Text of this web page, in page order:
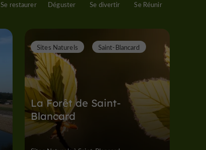
Se restaurer Déguster Se divertir Se Réunir
La Forêt de Saint-
Blancard
Sites Naturels Saint-Blancard